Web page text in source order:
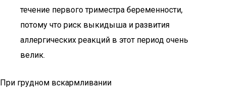
течение первого триместра беременности,
потому что риск выкидыша и развития
аллергических реакций в этот период очень
велик.
При грудном вскармливании